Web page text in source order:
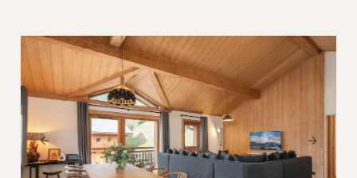
Previous Next